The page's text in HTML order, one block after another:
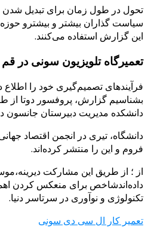
در طول زمان برای تبدیل شدن به
گذاران بیشتر و بیشترو
گزارش استفاده می‌کنند.
تلویزیون سونی در قم
تصمیم‌گیری خود را اطلاع
گزارش، پروفسور دوتا از
مدیریت دبیرستان جانسون در
تیری در انجمن اقتصاد
و این را منتشر کرده‌اند.
؛ از طریق این مشارکت
برای منعکس کردن
و نوآوری در سرتاسر دنیا.
کار ال سی دی سونی